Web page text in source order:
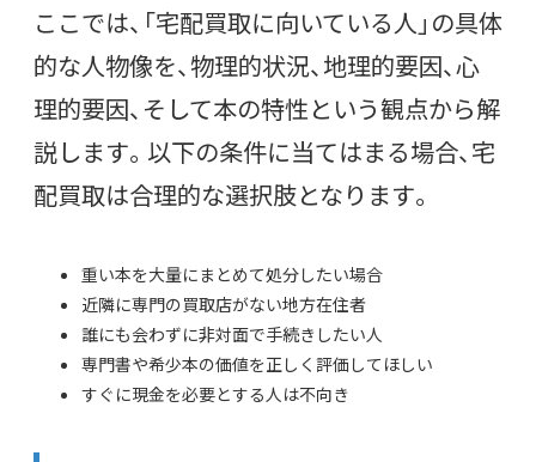
ここでは、「宅配買取に向いている人」の具体
的な人物像を、物理的状況、地理的要因、心
理的要因、そして本の特性という観点から解
説します。以下の条件に当てはまる場合、宅
配買取は合理的な選択肢となります。
重い本を大量にまとめて処分したい場合
近隣に専門の買取店がない地方在住者
誰にも会わずに非対面で手続きしたい人
専門書や希少本の価値を正しく評価してほしい
すぐに現金を必要とする人は不向き